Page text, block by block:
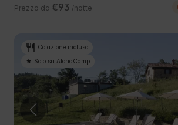
Prezzo da €93 /notte
Colazione incluso
Solo su AlohaCamp